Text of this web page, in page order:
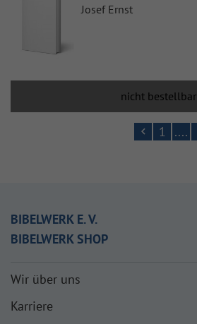
Josef Ernst
nicht bestellbar
1 ....
BIBELWERK E. V.
BIBELWERK SHOP
Wir über uns
Karriere